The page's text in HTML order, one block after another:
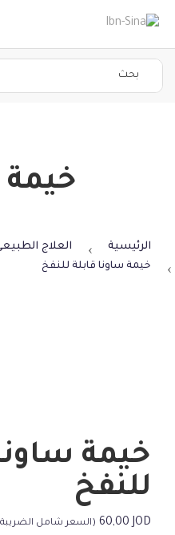
خيمة
الرئيسية العلاج
خيمة ساونا قابلة للنفخ
خيمة
للنفخ
60,00 JOD (السعر شامل